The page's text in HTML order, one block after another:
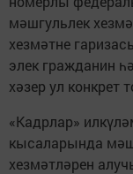
мәшгульлек
хезмәтне
элек гражданин
хәзер ул конкрет
«Кадрлар»
кысаларында
хезмәтләрен